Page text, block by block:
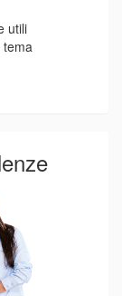
utili
tema